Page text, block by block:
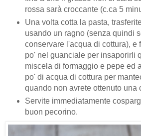
rossa sarà croccante (c.ca 5
Una volta cotta la pasta,
usando un ragno (senza quindi
conservare l'acqua di cottura), e
po' nel guanciale per insaporirli
miscela di formaggio e pepe ed
po' di acqua di cottura per
quando non avrete ottenuto una
Servite immediatamente
buon pecorino.